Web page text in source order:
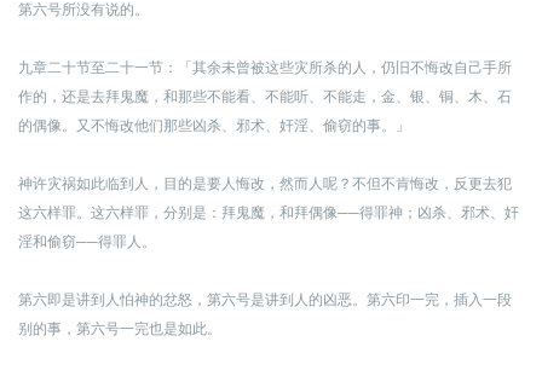
第六号所没有说的。
九章二十节至二十一节：「其余未曾被这些灾所杀的人，仍旧不悔改自己手所
作的，还是去拜鬼魔，和那些不能看、不能听、不能走，金、银、铜、木、石
的偶像。又不悔改他们那些凶杀、邪术、奸淫、偷窃的事。」
神许灾祸如此临到人，目的是要人悔改，然而人呢？不但不肯悔改，反更去犯
这六样罪。这六样罪，分别是：拜鬼魔，和拜偶像──得罪神；凶杀、邪术、奸
淫和偷窃──得罪人。
第六即是讲到人怕神的忿怒，第六号是讲到人的凶恶。第六印一完，插入一段
别的事，第六号一完也是如此。